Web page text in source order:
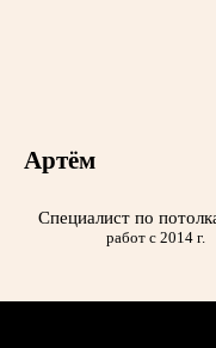
Специалист по
работ с 2014 г.
Артём